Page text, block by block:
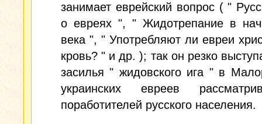
занимает еврейский вопрос ( "
о евреях ", " Жидотрепание в
века ", " Употребляют ли евреи
кровь? " и др. ); так он резко
засилья " жидовского ига " в
украинских евреев
поработителей русского населения.